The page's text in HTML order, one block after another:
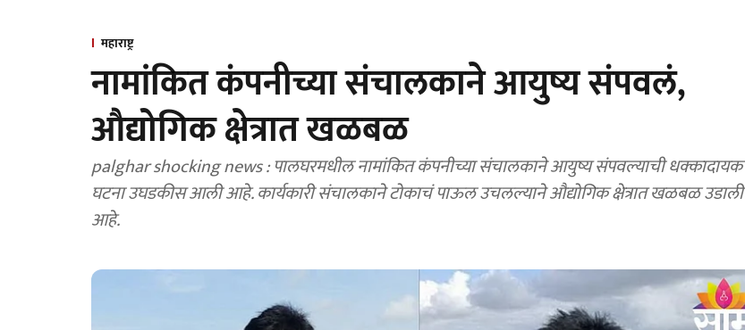
महाराष्ट्र
नामांकित कंपनीच्या संचालकाने आयुष्य संपवलं,
औद्योगिक क्षेत्रात खळबळ
palghar shocking news : पालघरमधील नामांकित कंपनीच्या संचालकाने आयुष्य संपवल्याची धक्कादायक
घटना उघडकीस आली आहे. कार्यकारी संचालकाने टोकाचं पाऊल उचलल्याने औद्योगिक क्षेत्रात खळबळ उडाली
आहे.